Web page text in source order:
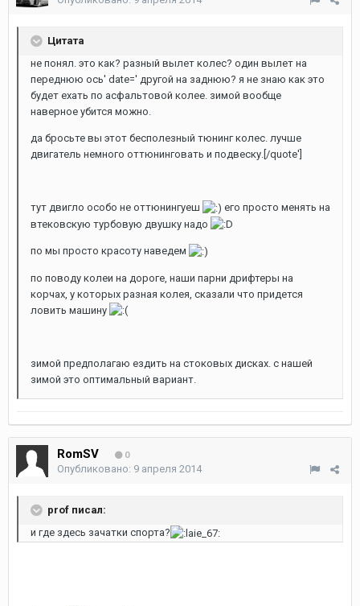
Цитата
не понял. это как? разный вылет колес? один вылет на
переднюю ось' date=' другой на заднюю? я не знаю как это
будет ехать по асфальтовой колее. зимой вообще
наверное убится можно.
да бросьте вы этот бесполезный тюнинг колес. лучше
двигатель немного оттюнинговать и подвеску.[/quote']
тут двигло особо не оттюнингуеш
его просто менять на
втековскую турбовую двушку надо
по мы просто красоту наведем
по поводу колеи на дороге, наши парни дрифтеры на
корчах, у которых разная колея, сказали что придется
ловить машину
зимой предполагаю ездить на стоковых дисках. с нашей
зимой это оптимальный вариант.
RomSV 0
Опубликовано: 9 апреля 2014
prof писал:
и где здесь зачатки спорта?